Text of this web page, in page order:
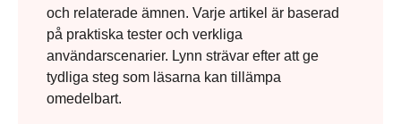
och relaterade ämnen. Varje artikel är baserad
på praktiska tester och verkliga
användarscenarier. Lynn strävar efter att ge
tydliga steg som läsarna kan tillämpa
omedelbart.